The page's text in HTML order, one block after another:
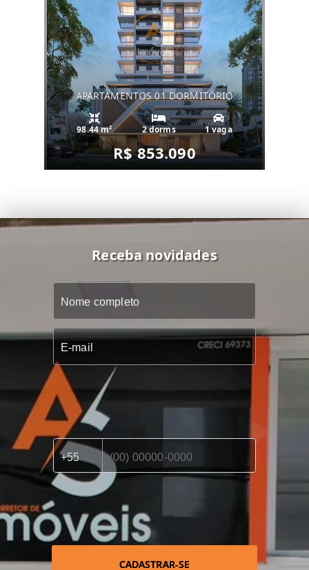
APARTAMENTOS 01 DORMITÓRIO
98.44 m² 2 dorms 1 vaga
R$ 853.090
Receba novidades
CADASTRAR-SE